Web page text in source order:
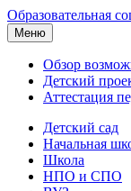
Образовательная
Меню
Обзор
Детский
Аттестация
Детский сад
Начальная
Школа
НПО и СПО